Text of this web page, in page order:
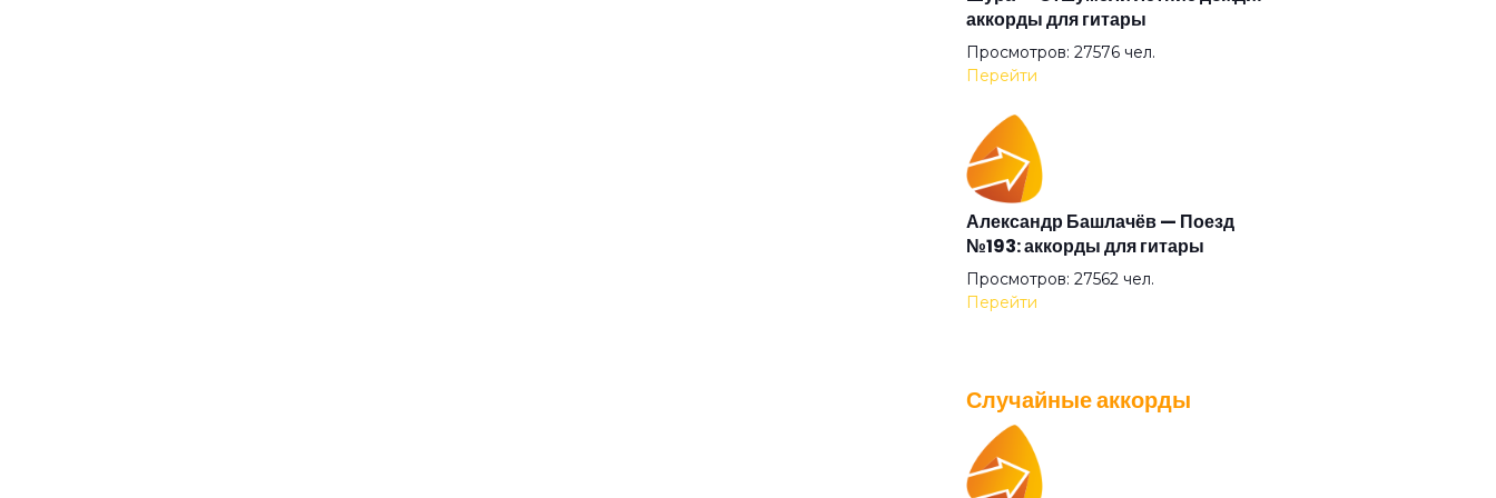
Осень-осень
Отбой
Переключая каналы
Перечитать наизусть стихи
Причем здесь любовь
аккорды для гитары
Просмотров: 27576 чел.
Перейти
Александр Башлачёв — Поезд
№193: аккорды для гитары
Просмотров: 27562 чел.
Перейти
IOWA — Плохо танцевать: аккорды
для гитары
Случайные аккорды